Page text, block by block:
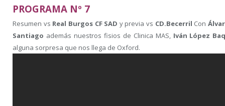
PROGRAMA Nº 7
Resumen vs Real Burgos CF SAD y previa vs CD.Becerril Con
Santiago además nuestros fisios de Clinica MAS, Iván López
alguna sorpresa que nos llega de Oxford.